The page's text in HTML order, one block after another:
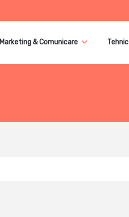
Marketing & Comunicare Tehnic